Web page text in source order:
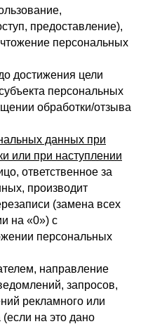
предоставление),
персональных
достижения цели
персональных
обработки/отзыва
данных при
или при наступлении
ответственное за
производит
(замена всех
на «0») с
персональных
направление
запросов,
рекламного или
на это дано